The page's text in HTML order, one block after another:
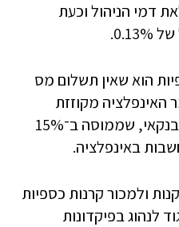
העלאת דמי הניהול וכעת
הוא שאין תשלום מס
האינפלציה מקוזזת
מהרווח. זאת לעומת פיקדון בנקאי, שממוסה ב־15%
באינפלציה.
ולמכור קרנות כספיות
לנהוג בפיקדונות